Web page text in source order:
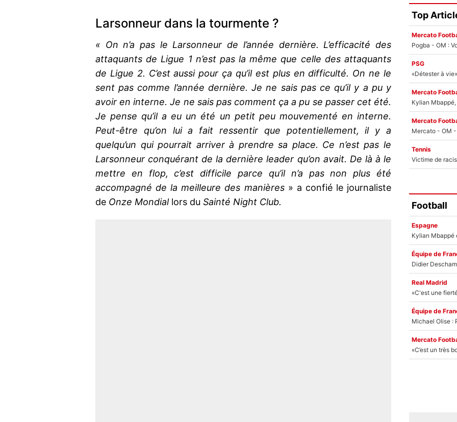
Larsonneur dans la tourmente ?
« On n’a pas le Larsonneur de l’année dernière. L’efficacité des
attaquants de Ligue 1 n’est pas la même que celle des attaquants
de Ligue 2. C’est aussi pour ça qu’il est plus en difficulté. On ne le
sent pas comme l’année dernière. Je ne sais pas ce qu’il y a pu y
avoir en interne. Je ne sais pas comment ça a pu se passer cet été.
Je pense qu’il a eu un été un petit peu mouvementé en interne.
Peut-être qu’on lui a fait ressentir que potentiellement, il y a
quelqu’un qui pourrait arriver à prendre sa place. Ce n’est pas le
Larsonneur conquérant de la dernière leader qu’on avait. De là à le
mettre en flop, c’est difficile parce qu’il n’a pas non plus été
accompagné de la meilleure des manières » a confié le journaliste
de Onze Mondiallors du Sainté Night Club.
Top
Mercato
Pogba - OM :
PSG
Mercato
Kylian
Mercato
Tennis
Football
Espagne
Équipe de
Real Madrid
Équipe de
Mercato